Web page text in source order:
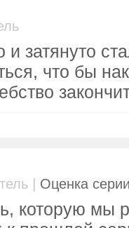
и затянуто
что бы
| Оценка
которую мы